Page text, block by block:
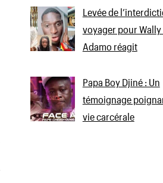
Levée de
voyager pour Wally
Adamo réagit
Papa Boy Djiné : Un
témoignage
vie carcérale